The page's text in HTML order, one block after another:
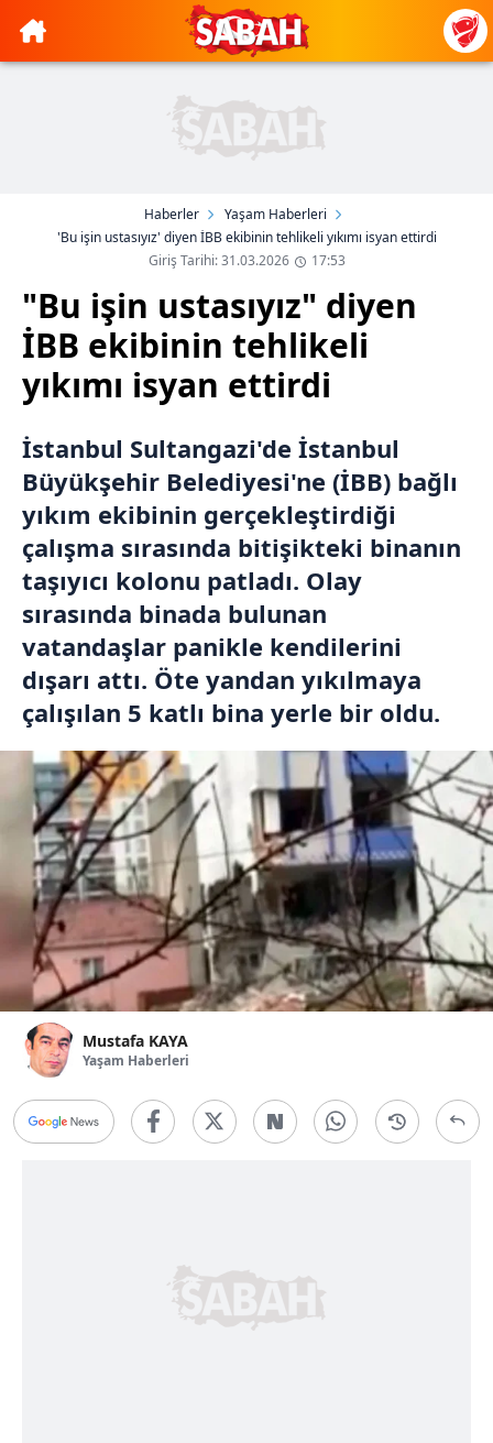
Haberler
Yaşam Haberleri
'Bu işin ustasıyız' diyen İBB ekibinin tehlikeli yıkımı isyan ettirdi
Giriş Tarihi: 31.03.2026
17:53
"Bu işin ustasıyız" diyen
İBB ekibinin tehlikeli
yıkımı isyan ettirdi
İstanbul Sultangazi'de İstanbul
Büyükşehir Belediyesi'ne (İBB) bağlı
yıkım ekibinin gerçekleştirdiği
çalışma sırasında bitişikteki binanın
taşıyıcı kolonu patladı. Olay
sırasında binada bulunan
vatandaşlar panikle kendilerini
dışarı attı. Öte yandan yıkılmaya
çalışılan 5 katlı bina yerle bir oldu.
Mustafa KAYA
Yaşam Haberleri